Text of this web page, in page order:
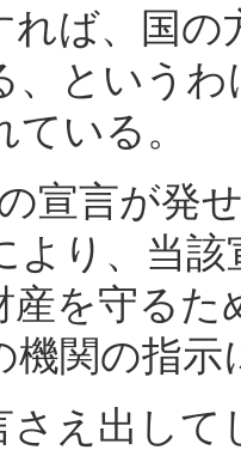
れば、国の
、という
いる。
宣言が発
より、当
産を守る
機関の指
え出して